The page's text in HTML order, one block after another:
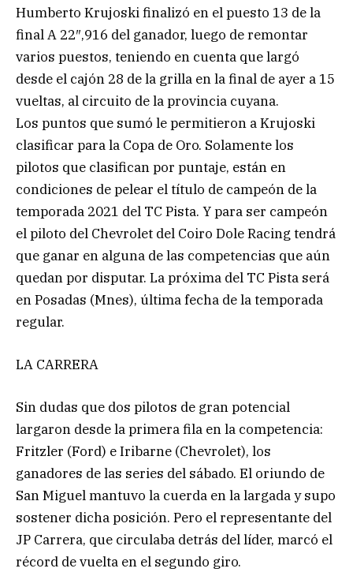
Humberto Krujoski finalizó en el puesto 13 de la
final A 22″,916 del ganador, luego de remontar
varios puestos, teniendo en cuenta que largó
desde el cajón 28 de la grilla en la final de ayer a 15
vueltas, al circuito de la provincia cuyana.
Los puntos que sumó le permitieron a Krujoski
clasificar para la Copa de Oro. Solamente los
pilotos que clasifican por puntaje, están en
condiciones de pelear el título de campeón de la
temporada 2021 del TC Pista. Y para ser campeón
el piloto del Chevrolet del Coiro Dole Racing tendrá
que ganar en alguna de las competencias que aún
quedan por disputar. La próxima del TC Pista será
en Posadas (Mnes), última fecha de la temporada
regular.
LA CARRERA
Sin dudas que dos pilotos de gran potencial
largaron desde la primera fila en la competencia:
Fritzler (Ford) e Iribarne (Chevrolet), los
ganadores de las series del sábado. El oriundo de
San Miguel mantuvo la cuerda en la largada y supo
sostener dicha posición. Pero el representante del
JP Carrera, que circulaba detrás del líder, marcó el
récord de vuelta en el segundo giro.